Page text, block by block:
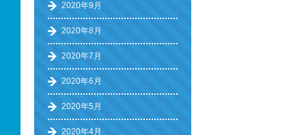
2020年9月
2020年8月
2020年7月
2020年6月
2020年5月
2020年4月